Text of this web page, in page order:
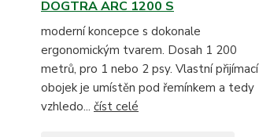
DOGTRA ARC 1200 S
moderní koncepce s dokonale
ergonomickým tvarem. Dosah 1 200
metrů, pro 1 nebo 2 psy. Vlastní přijímací
obojek je umístěn pod řemínkem a tedy
vzhledo... číst celé